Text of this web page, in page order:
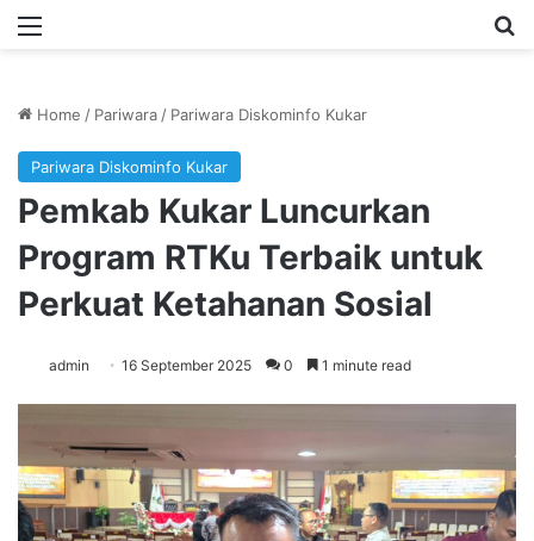
Menu
Home / Pariwara / Pariwara Diskominfo Kukar
Pariwara Diskominfo Kukar
Pemkab Kukar Luncurkan
Program RTKu Terbaik untuk
Perkuat Ketahanan Sosial
admin 16 September 2025 0 1 minute read